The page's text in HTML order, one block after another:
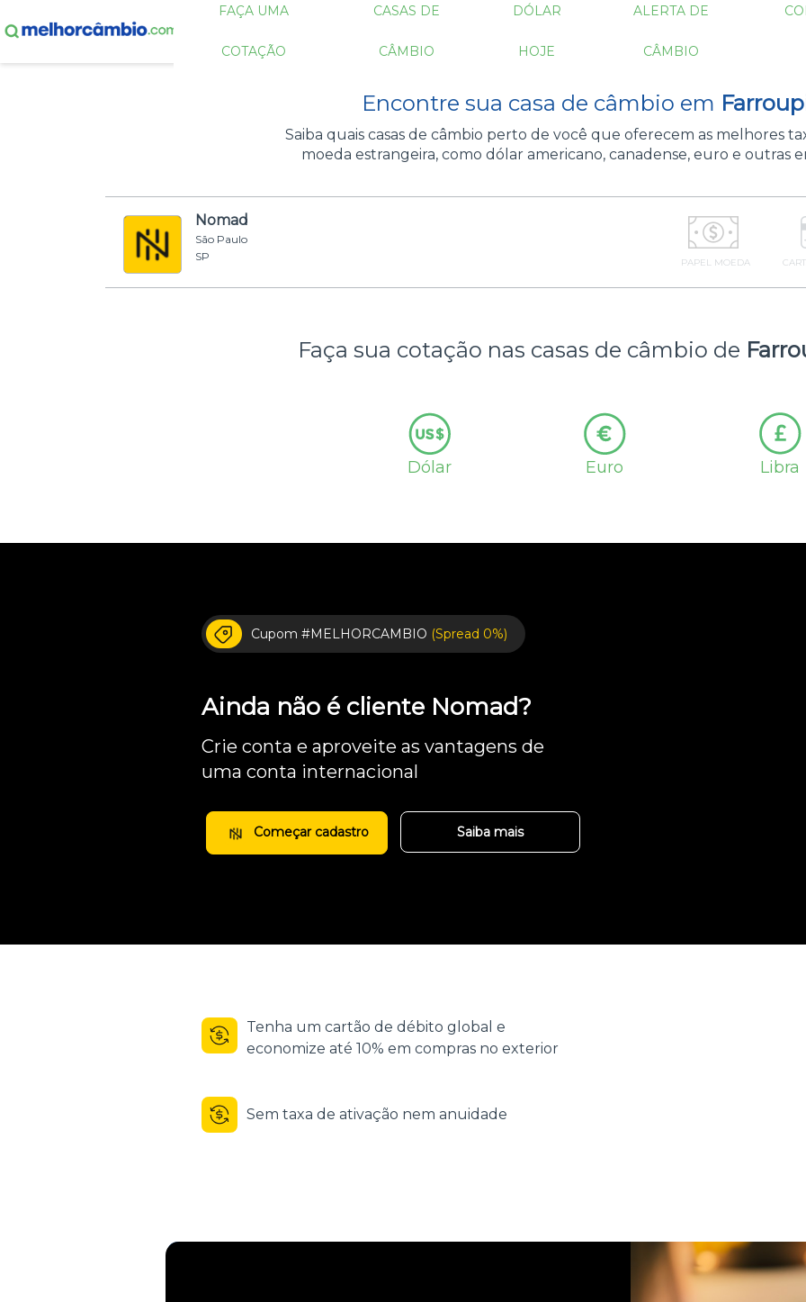
FAÇA UMA
COTAÇÃO
CASAS DE
CÂMBIO
DÓLAR
HOJE
ALERTA DE
CÂMBIO
Encontre sua casa de câmbio em
Saiba quais casas de câmbio perto de você que oferecem as melhores
moeda estrangeira, como dólar americano, canadense, euro e outras
Nomad
São Paulo
SP
PAPEL MOEDA
Faça sua cotação nas casas de câmbio de
Dólar Euro Libra
Cupom #MELHORCAMBIO (Spread 0%)
Ainda não é cliente Nomad?
Crie conta e aproveite as vantagens de
uma conta internacional
Começar cadastro Saiba mais
Tenha um cartão de débito global e
economize até 10% em compras no exterior
Sem taxa de ativação nem anuidade